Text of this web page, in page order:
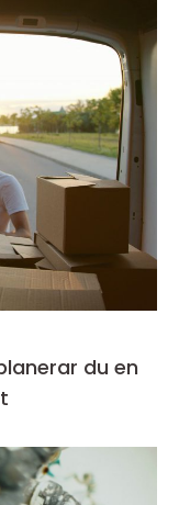
du en